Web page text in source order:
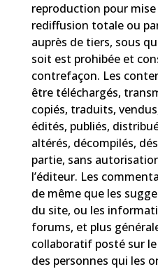
reproduction pour
rediffusion totale ou
auprès de tiers, sous
soit est prohibée et
contrefaçon. Les
être téléchargés,
copiés, traduits,
édités, publiés,
altérés, décompilés,
partie, sans
l’éditeur. Les
de même que les
du site, ou les
forums, et plus
collaboratif posté sur
des personnes qui les